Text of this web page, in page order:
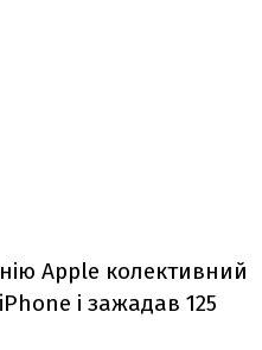
Apple колективний
і зажадав 125